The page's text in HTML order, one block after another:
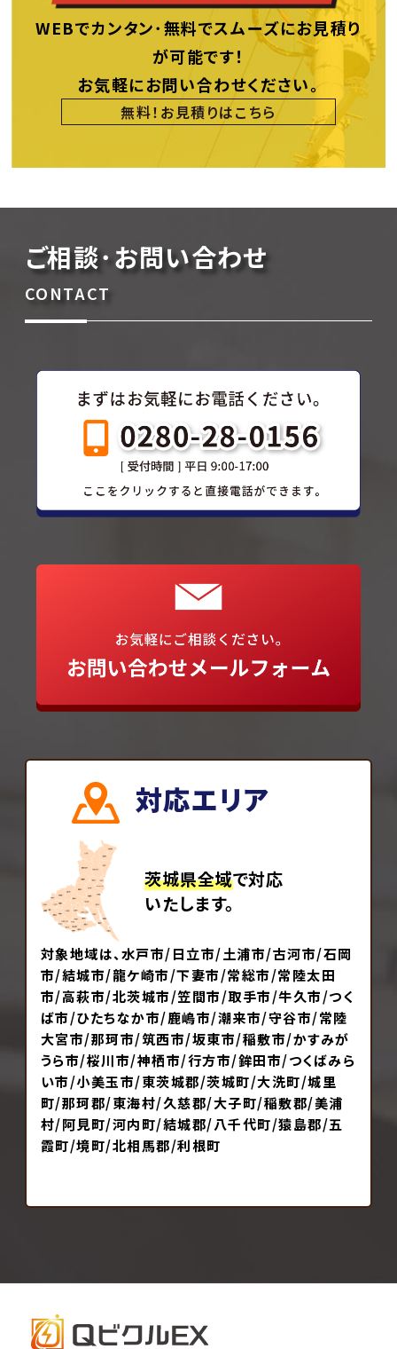
WEBでカンタン･無料でスムーズにお見積り
が可能です！
お気軽にお問い合わせください。
無料！お見積りはこちら
ご相談･お問い合わせ
CONTACT
対応エリア
茨城県全域で対応
いたします。
対象地域は、水戸市/日立市/土浦市/古河市/石岡
市/結城市/龍ケ崎市/下妻市/常総市/常陸太田
市/高萩市/北茨城市/笠間市/取手市/牛久市/つく
ば市/ひたちなか市/鹿嶋市/潮来市/守谷市/常陸
大宮市/那珂市/筑西市/坂東市/稲敷市/かすみが
うら市/桜川市/神栖市/行方市/鉾田市/つくばみら
い市/小美玉市/東茨城郡/茨城町/大洗町/城里
町/那珂郡/東海村/久慈郡/大子町/稲敷郡/美浦
村/阿見町/河内町/結城郡/八千代町/猿島郡/五
霞町/境町/北相馬郡/利根町